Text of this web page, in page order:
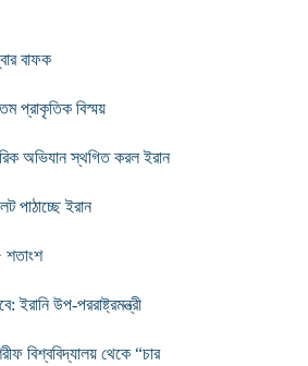
বাফক
প্রাকৃতিক বিস্ময়
অভিযান স্থগিত করল ইরান
পাঠাচ্ছে ইরান
শতাংশ
উপ-পররাষ্ট্রমন্ত্রী
বিশ্ববিদ্যালয় থেকে “চার